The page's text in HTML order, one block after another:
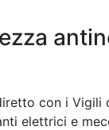
con i
elettrici e